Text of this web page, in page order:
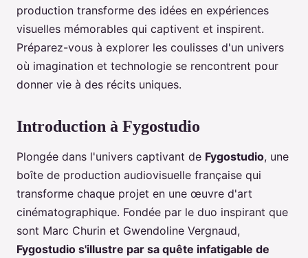
production transforme des idées en expériences
visuelles mémorables qui captivent et inspirent.
Préparez-vous à explorer les coulisses d'un univers
où imagination et technologie se rencontrent pour
donner vie à des récits uniques.
Introduction à Fygostudio
Plongée dans l'univers captivant de Fygostudio, une
boîte de production audiovisuelle française qui
transforme chaque projet en une œuvre d'art
cinématographique. Fondée par le duo inspirant que
sont Marc Churin et Gwendoline Vergnaud,
Fygostudio s'illustre par sa quête infatigable de